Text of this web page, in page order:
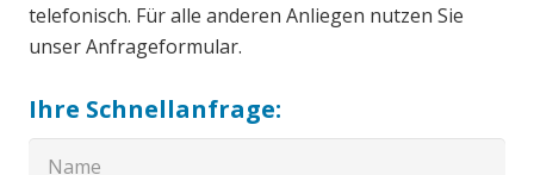
telefonisch. Für alle anderen Anliegen nutzen Sie
unser Anfrageformular.
Ihre Schnellanfrage: